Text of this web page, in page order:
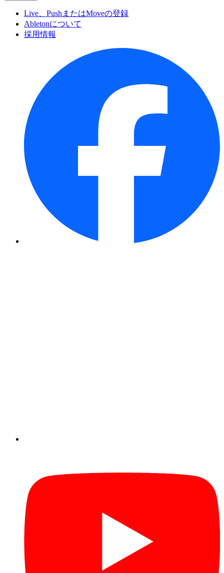
Live、PushまたはMoveの登録
Abletonについて
採用情報